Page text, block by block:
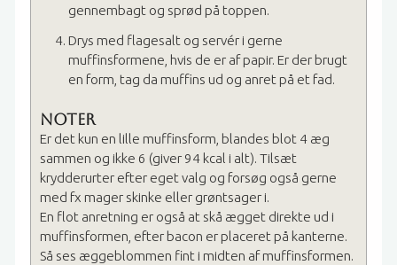
gennembagt og sprød på toppen.
Drys med flagesalt og servér i gerne
muffinsformene, hvis de er af papir. Er der brugt
en form, tag da muffins ud og anret på et fad.
Noter
Er det kun en lille muffinsform, blandes blot 4 æg
sammen og ikke 6 (giver 94 kcal i alt). Tilsæt
krydderurter efter eget valg og forsøg også gerne
med fx mager skinke eller grøntsager i.
En flot anretning er også at skå ægget direkte ud i
muffinsformen, efter bacon er placeret på kanterne.
Så ses æggeblommen fint i midten af muffinsformen.